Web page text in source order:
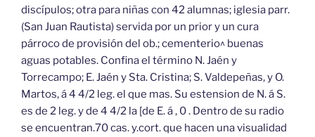
discípulos; otra para niñas con 42 alumnas; iglesia parr.
(San Juan Rautista) servida por un prior y un cura
párroco de provisión del ob.; cementerio^ buenas
aguas potables. Confina el término N. Jaén y
Torrecampo; E. Jaén y Sta. Cristina; S. Valdepeñas, y O.
Martos, á 4 4/2 leg. el que mas. Su estension de N. á S.
es de 2 leg. y de 4 4/2 la [de E. á , 0 . Dentro de su radio
se encuentran.70 cas. y.cort. que hacen una visualidad